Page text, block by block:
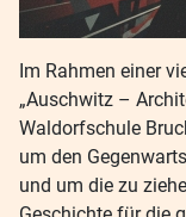
Im Rahmen einer
„Auschwitz –
Waldorfschule
um den
und um die zu